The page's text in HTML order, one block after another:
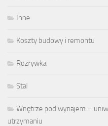
Inne
Koszty budowy i remontu
Rozrywka
Stal
Wnętrze pod wynajem –
utrzymaniu